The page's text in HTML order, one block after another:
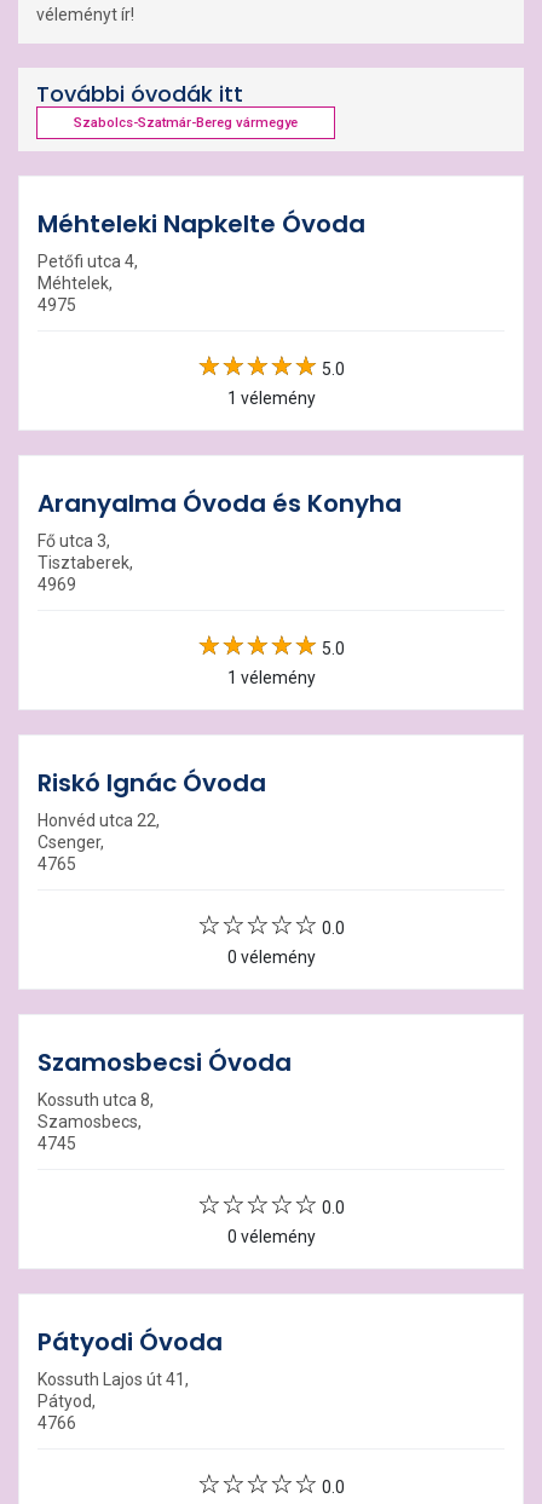
véleményt ír!
További óvodák itt
Szabolcs-Szatmár-Bereg vármegye
Méhteleki Napkelte Óvoda
Petőfi utca 4,
Méhtelek,
4975
5.0
1 vélemény
Aranyalma Óvoda és Konyha
Fő utca 3,
Tisztaberek,
4969
5.0
1 vélemény
Riskó Ignác Óvoda
Honvéd utca 22,
Csenger,
4765
0.0
0 vélemény
Szamosbecsi Óvoda
Kossuth utca 8,
Szamosbecs,
4745
0.0
0 vélemény
Pátyodi Óvoda
Kossuth Lajos út 41,
Pátyod,
4766
0.0